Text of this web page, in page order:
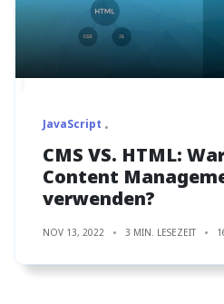
JavaScript
CMS VS. HTML:
Content
verwenden?
NOV 13, 2022 3 MIN. LESEZEIT